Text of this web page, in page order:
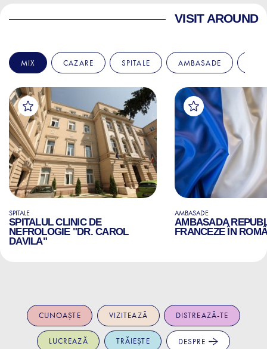
VISIT AROUND
MIX CAZARE SPITALE AMBASADE
SPITALE
SPITALUL CLINIC DE
NEFROLOGIE "DR. CAROL
DAVILA"
AMBASADE
AMBASADA
FRANCEZE ÎN
CUNOAȘTE VIZITEAZĂ DISTREAZĂ-TE
LUCREAZĂ TRĂIEȘTE DESPRE